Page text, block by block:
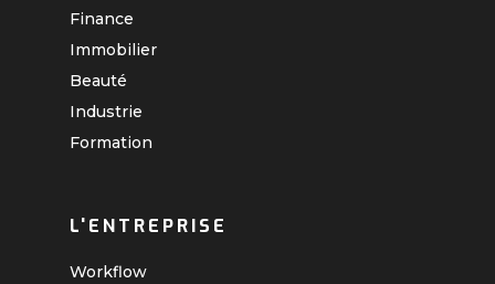
Finance
Immobilier
Beauté
Industrie
Formation
L'ENTREPRISE
Workflow